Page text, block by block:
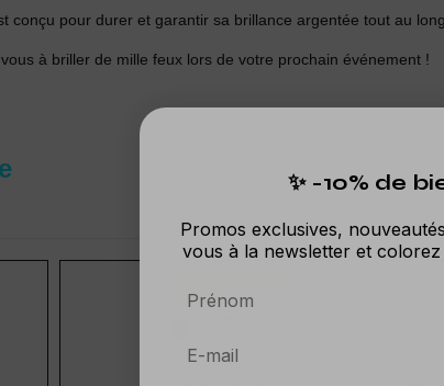
conçu pour durer et garantir sa brillance argentée tout au
à briller de mille feux lors de votre prochain événement !
✨ -10% de
Promos exclusives,
vous à la newsletter et
Prénom